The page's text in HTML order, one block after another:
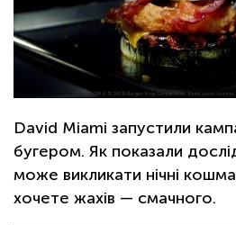
David Miami запустили
бугером. Як показали
може викликати нічні
хочете жахів — смачного.